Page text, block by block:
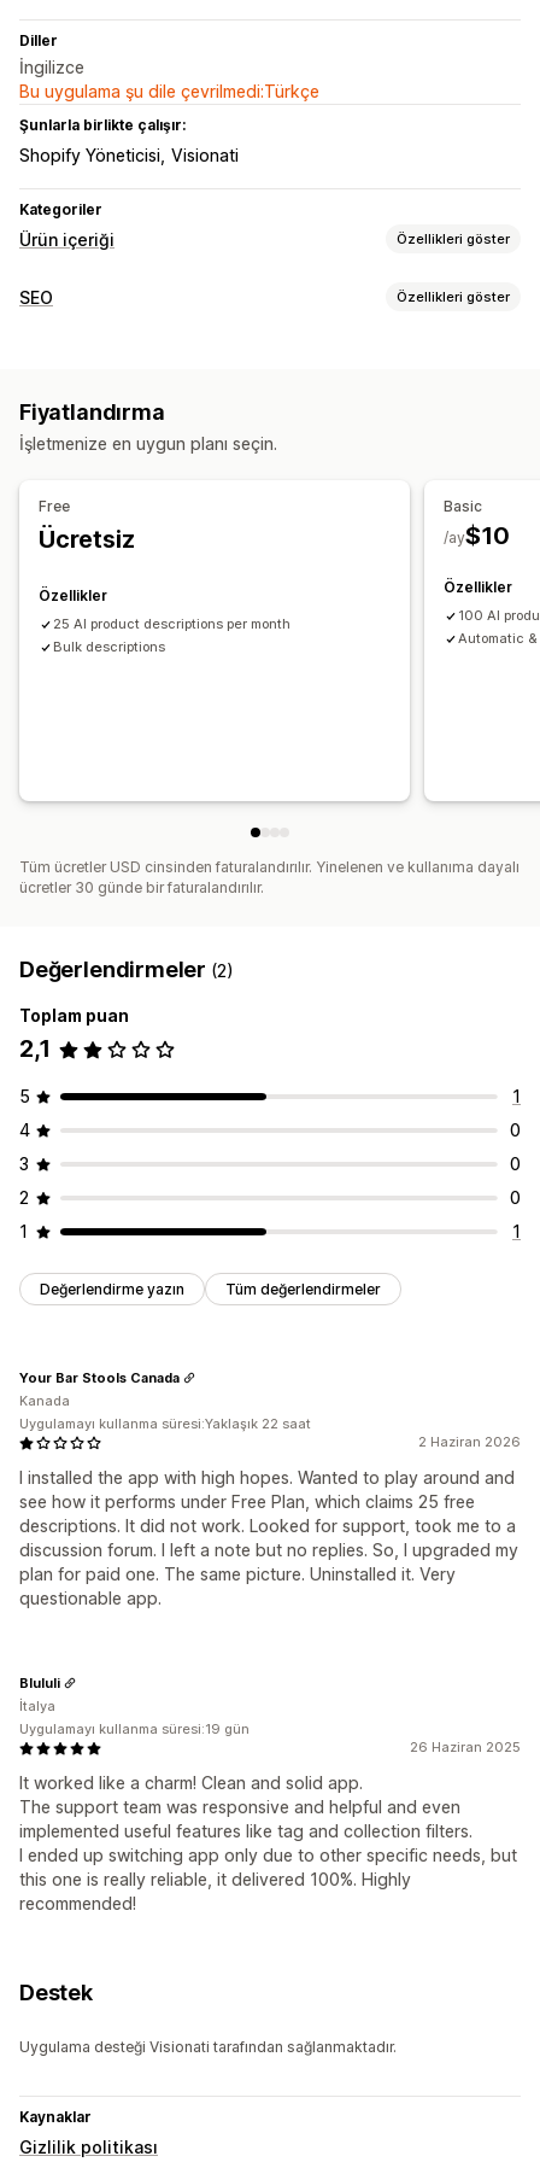
Diller
İngilizce
Bu uygulama şu dile çevrilmedi:Türkçe
Şunlarla birlikte çalışır:
Shopify Yöneticisi Visionati
Kategoriler
Ürün içeriği Özellikleri göster
İçerik türleri
Yapay zeka üretimi
Toplu düzenleme
Otomatik güncellemeler
Otomatik optimizasyon
SEO Özellikleri göster
Performansı izleme
Fiyatlandırma
İşletmenize en uygun planı seçin.
Free
Ücretsiz
Özellikler
25 AI product descriptions per month
Bulk descriptions
Basic
$10
/ay
Özellikler
100 AI
Automatic
Tüm ücretler USD cinsinden faturalandırılır. Yinelenen ve kullanıma dayalı
ücretler 30 günde bir faturalandırılır.
Değerlendirmeler (2)
Toplam puan
2,1
5
1
4
0
3
0
2
0
1
1
Değerlendirme yazın Tüm değerlendirmeler
2 Haziran 2026
I installed the app with high hopes. Wanted to play around and
see how it performs under Free Plan, which claims 25 free
descriptions. It did not work. Looked for support, took me to a
discussion forum. I left a note but no replies. So, I upgraded my
plan for paid one. The same picture. Uninstalled it. Very
questionable app.
Your Bar Stools Canada
Kanada
Uygulamayı kullanma süresi:Yaklaşık 22 saat
26 Haziran 2025
It worked like a charm! Clean and solid app.
The support team was responsive and helpful and even
implemented useful features like tag and collection filters.
I ended up switching app only due to other specific needs, but
this one is really reliable, it delivered 100%. Highly
recommended!
Blululi
İtalya
Uygulamayı kullanma süresi:19 gün
Destek
Uygulama desteği Visionati tarafından sağlanmaktadır.
Kaynaklar
Gizlilik politikası